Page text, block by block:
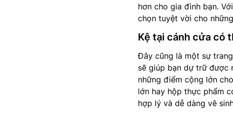
hơn cho gia đình bạn.
chọn tuyệt vời cho
Kệ tại cánh cửa có
Đây cũng là một sự
sẽ giúp bạn dự trữ được
những điểm cộng lớn cho
lớn hay hộp thực phẩm
hợp lý và dễ dàng vê